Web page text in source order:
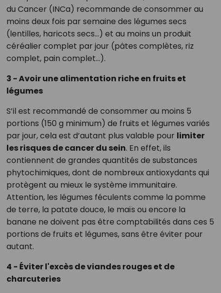
du Cancer (INCa) recommande de consommer au
moins deux fois par semaine des légumes secs
(lentilles, haricots secs…) et au moins un produit
céréalier complet par jour (pâtes complètes, riz
complet, pain complet…).
3 - Avoir une alimentation riche en fruits et
légumes
S’il est recommandé de consommer au moins 5
portions (150 g minimum) de fruits et légumes variés
par jour, cela est d’autant plus valable pour limiter
les risques de cancer du sein. En effet, ils
contiennent de grandes quantités de substances
phytochimiques, dont de nombreux antioxydants qui
protègent au mieux le système immunitaire.
Attention, les légumes féculents comme la pomme
de terre, la patate douce, le maïs ou encore la
banane ne doivent pas être comptabilités dans ces 5
portions de fruits et légumes, sans être éviter pour
autant.
4 - Éviter l'excès de viandes rouges et de
charcuteries